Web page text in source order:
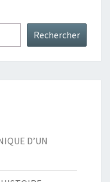
Rechercher
D’UN